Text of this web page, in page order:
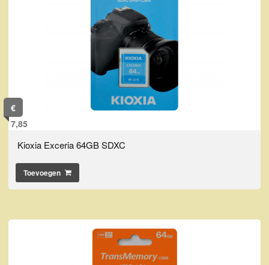
€
7,85
Kioxia Exceria 64GB SDXC
Toevoegen